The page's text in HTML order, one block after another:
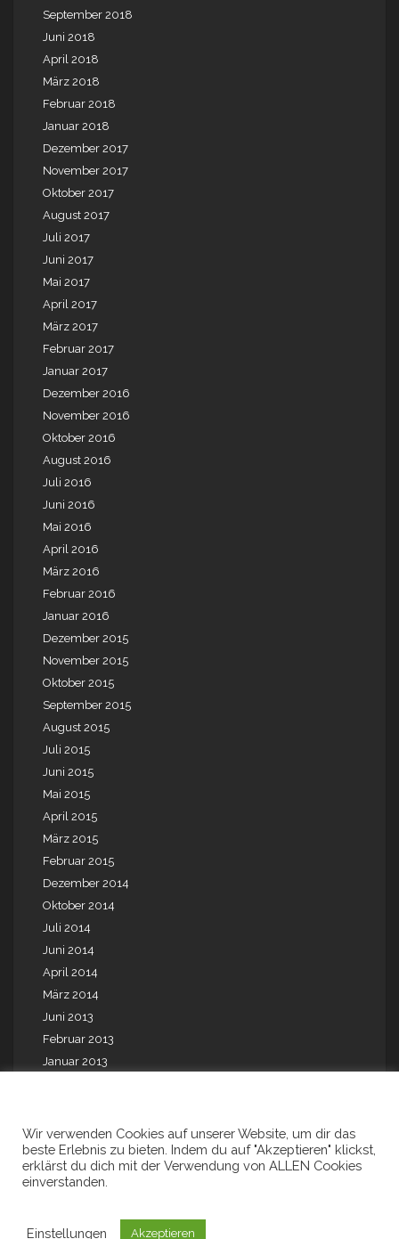
September 2018
Juni 2018
April 2018
März 2018
Februar 2018
Januar 2018
Dezember 2017
November 2017
Oktober 2017
August 2017
Juli 2017
Juni 2017
Mai 2017
April 2017
März 2017
Februar 2017
Januar 2017
Dezember 2016
November 2016
Oktober 2016
August 2016
Juli 2016
Juni 2016
Mai 2016
April 2016
März 2016
Februar 2016
Januar 2016
Dezember 2015
November 2015
Oktober 2015
September 2015
August 2015
Juli 2015
Juni 2015
Mai 2015
April 2015
März 2015
Februar 2015
Dezember 2014
Oktober 2014
Juli 2014
Juni 2014
April 2014
März 2014
Juni 2013
Februar 2013
Januar 2013
August 2009
Juli 2001
Wir verwenden Cookies auf unserer Website, um dir das
beste Erlebnis zu bieten. Indem du auf "Akzeptieren" klickst,
erklärst du dich mit der Verwendung von ALLEN Cookies
einverstanden.
Einstellungen Akzeptieren